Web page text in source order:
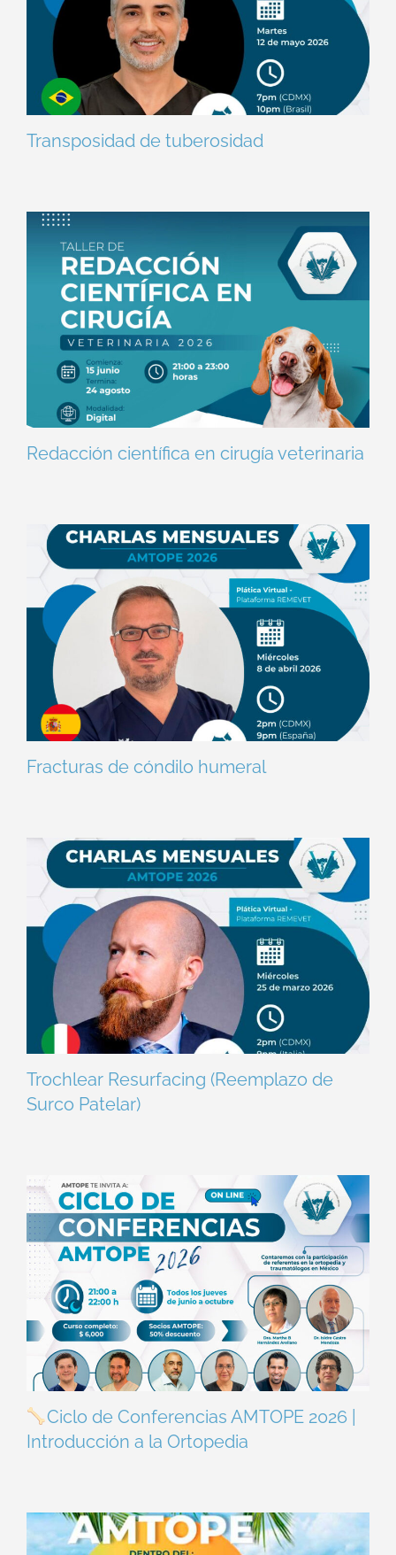
Transposidad de tuberosidad
Redacción científica en cirugía veterinaria
Fracturas de cóndilo humeral
Trochlear Resurfacing (Reemplazo de
Surco Patelar)
Ciclo de Conferencias AMTOPE 2026 |
Introducción a la Ortopedia